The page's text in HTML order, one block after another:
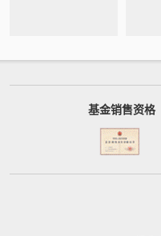
基金销售资格